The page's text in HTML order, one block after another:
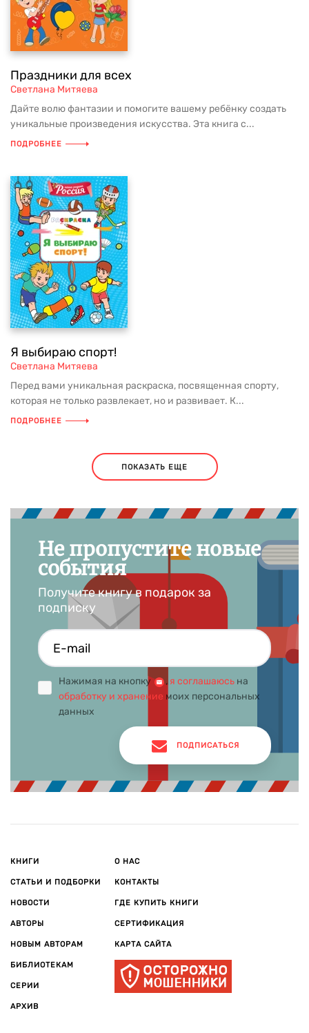
Праздники для всех
Светлана Митяева
Дайте волю фантазии и помогите вашему ребёнку создать
уникальные произведения искусства. Эта книга с...
ПОДРОБНЕЕ
Я выбираю спорт!
Светлана Митяева
Перед вами уникальная раскраска, посвященная спорту,
которая не только развлекает, но и развивает. К...
ПОДРОБНЕЕ
ПОКАЗАТЬ ЕЩЕ
Не пропустите новые
события
Получите книгу в подарок за
подписку
Нажимая на кнопку , я соглашаюсь на
обработку и хранение моих персональных
данных
ПОДПИСАТЬСЯ
КНИГИ
СТАТЬИ И ПОДБОРКИ
НОВОСТИ
АВТОРЫ
НОВЫМ АВТОРАМ
БИБЛИОТЕКАМ
СЕРИИ
АРХИВ
О НАС
КОНТАКТЫ
ГДЕ КУПИТЬ КНИГИ
СЕРТИФИКАЦИЯ
КАРТА САЙТА